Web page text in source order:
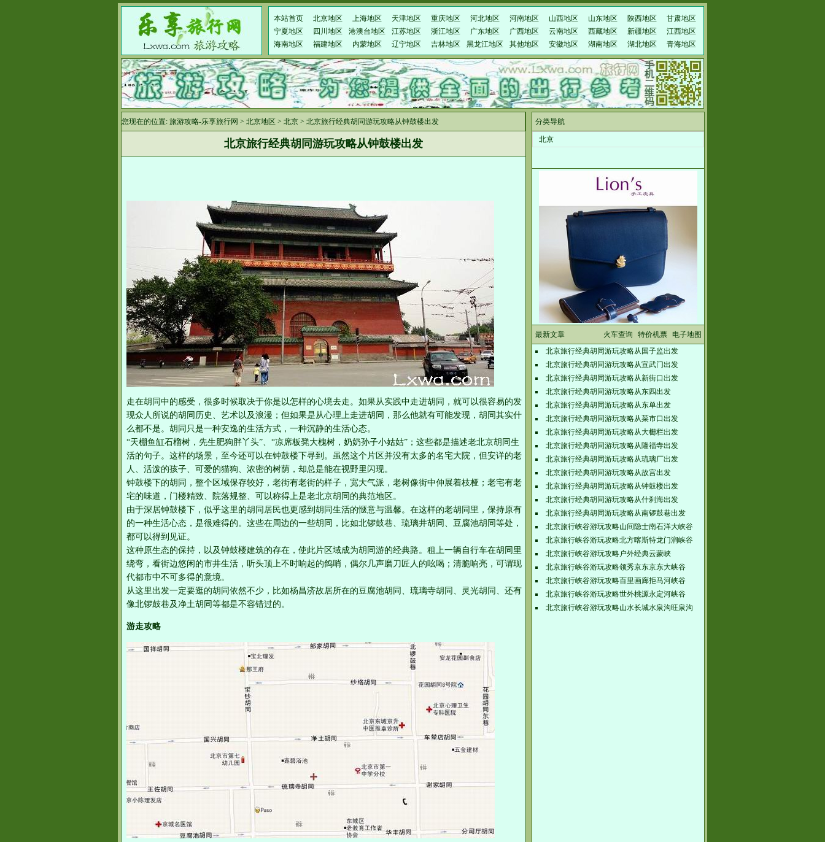
本站首页 北京地区 上海地区 天津地区 重庆地区 河北地区 河南地区 山西地区 山东地区 陕西地区
甘肃地区
宁夏地区
四川地区 港澳台地区 江苏地区 浙江地区 广东地区 广西地区 云南地区 西藏地区 新疆地区
江西地区
海南地区
福建地区 内蒙地区 辽宁地区 吉林地区 黑龙江地区 其他地区 安徽地区 湖南地区 湖北地区 青海地区
您现在的位置: 旅游攻略-乐享旅行网 > 北京地区 > 北京 > 北京旅行经典胡同游玩攻略从钟鼓楼出发
北京旅行经典胡同游玩攻略从钟鼓楼出发
走在胡同中的感受，很多时候取决于你是以怎样的心境去走。如果从实践中走进胡同，就可以很容易的发
现众人所说的胡同历史、艺术以及浪漫；但如果是从心理上走进胡同，那么他就有可能发现，胡同其实什
么都不是。胡同只是一种安逸的生活方式，一种沉静的生活心态。
“天棚鱼缸石榴树，先生肥狗胖丫头”、“凉席板凳大槐树，奶奶孙子小姑姑”；这些都是描述老北京胡同生
活的句子。这样的场景，至今还可以在钟鼓楼下寻到。虽然这个片区并没有太多的名宅大院，但安详的老
人、活泼的孩子、可爱的猫狗、浓密的树荫，却总是能在视野里闪现。
钟鼓楼下的胡同，整个区域保存较好，老街有老街的样子，宽大气派，老树像街中伸展着枝桠；老宅有老
宅的味道，门楼精致、院落规整、可以称得上是老北京胡同的典范地区。
由于深居钟鼓楼下，似乎这里的胡同居民也更感到胡同生活的惬意与温馨。在这样的老胡同里，保持原有
的一种生活心态，是很难得的。这些在周边的一些胡同，比如北锣鼓巷、琉璃井胡同、豆腐池胡同等处，
都可以得到见证。
这种原生态的保持，以及钟鼓楼建筑的存在，使此片区域成为胡同游的经典路。租上一辆自行车在胡同里
绕弯，看街边悠闲的市井生活，听头顶上不时响起的鸽哨，偶尔几声磨刀匠人的吆喝；清脆响亮，可谓现
代都市中不可多得的意境。
从这里出发一定要逛的胡同依然不少，比如杨昌济故居所在的豆腐池胡同、琉璃寺胡同、灵光胡同、还有
像北锣鼓巷及净土胡同等都是不容错过的。
游走攻略
分类导航
北京
最新文章 火车查询 特价机票
电子地图
北京旅行经典胡同游玩攻略从国子监出发
北京旅行经典胡同游玩攻略从宣武门出发
北京旅行经典胡同游玩攻略从新街口出发
北京旅行经典胡同游玩攻略从东四出发
北京旅行经典胡同游玩攻略从东单出发
北京旅行经典胡同游玩攻略从菜市口出发
北京旅行经典胡同游玩攻略从大栅栏出发
北京旅行经典胡同游玩攻略从隆福寺出发
北京旅行经典胡同游玩攻略从琉璃厂出发
北京旅行经典胡同游玩攻略从故宫出发
北京旅行经典胡同游玩攻略从钟鼓楼出发
北京旅行经典胡同游玩攻略从什刹海出发
北京旅行经典胡同游玩攻略从南锣鼓巷出发
北京旅行峡谷游玩攻略山间隐士南石洋大峡谷
北京旅行峡谷游玩攻略北方喀斯特龙门涧峡谷
北京旅行峡谷游玩攻略户外经典云蒙峡
北京旅行峡谷游玩攻略领秀京东京东大峡谷
北京旅行峡谷游玩攻略百里画廊拒马河峡谷
北京旅行峡谷游玩攻略世外桃源永定河峡谷
北京旅行峡谷游玩攻略山水长城水泉沟旺泉沟